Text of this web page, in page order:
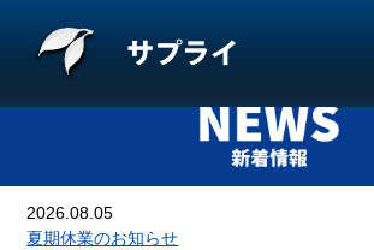
2026.08.05
夏期休業のお知らせ